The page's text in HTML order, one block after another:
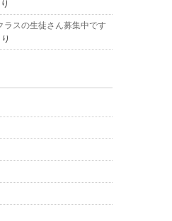
ラスの生徒さん募集中です